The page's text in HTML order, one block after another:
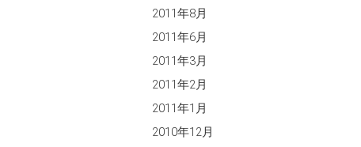
2011年8月
2011年6月
2011年3月
2011年2月
2011年1月
2010年12月